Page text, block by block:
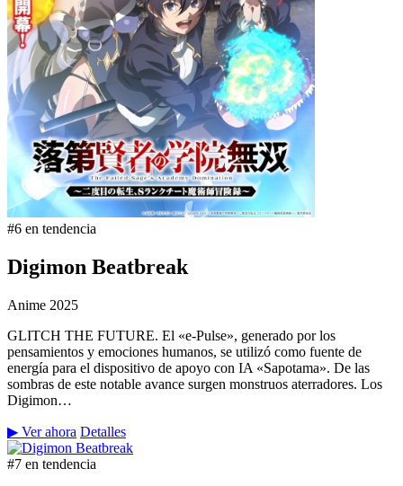
#6 en tendencia
Digimon Beatbreak
Anime 2025
GLITCH THE FUTURE. El «e-Pulse», generado por los
pensamientos y emociones humanos, se utilizó como fuente de
energía para el dispositivo de apoyo con IA «Sapotama». De las
sombras de este notable avance surgen monstruos aterradores. Los
Digimon…
▶ Ver ahora Detalles
#7 en tendencia